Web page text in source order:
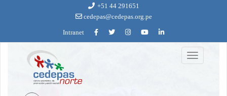
+51 44 291651
cedepas@cedepas.org.pe
Intranet
Toggle
navigation